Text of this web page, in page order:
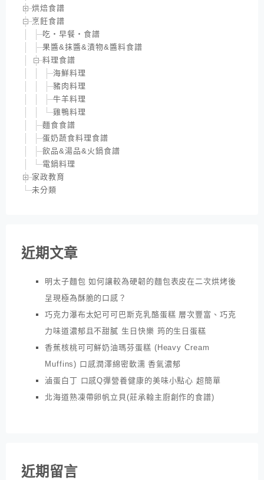
烘焙食譜
烹飪食譜
吃‧早餐‧食譜
果醬&抹醬&漬物&醬料食譜
料理食譜
海鮮料理
豬肉料理
牛羊料理
雞鴨料理
麵食食譜
蛋奶蔬食料理食譜
飲品&湯品&火鍋食譜
電鍋料理
家政教育
未分類
近期文章
明太子麵包 如何讓較為硬韌的麵包表皮在二次烘烤後
呈現極為酥脆的口感？
巧克力瀑布太妃可可巴斯克乳酪蛋糕 層次豐富、巧克
力味道濃郁且不甜膩 生日快樂 筠的生日蛋糕
香蕉核桃可可鮮奶油瑪芬蛋糕 (Heavy Cream
Muffins) 口感潤澤綿密軟濡 香氣濃郁
滷蛋白丁 口感Q彈營養健康的美味小點心 超簡單
北海道熟凍帶卵帆立貝(莊承翰主廚創作的食譜)
近期留言